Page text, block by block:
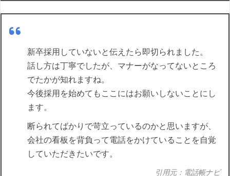
新卒採用していないと伝えたら即切られました。
話し方は丁寧でしたが、マナーがなってないところ
でたかが知れますね。
今後採用を始めてもここにはお願いしないことにし
ます。
断られてばかりで苛立っているのかと思いますが、
会社の看板を背負って電話をかけていることを自覚
していただきたいです。
引用元：電話帳ナビ